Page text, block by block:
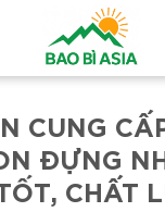
CUNG
ĐỰNG
CHẤT